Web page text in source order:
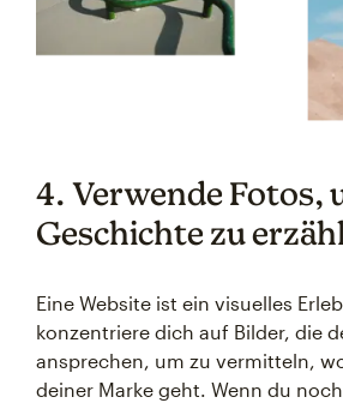
4. Verwende Fotos,
Geschichte zu
Eine Website ist ein visuelles
konzentriere dich auf Bilder, die
ansprechen, um zu vermitteln,
deiner Marke geht. Wenn du